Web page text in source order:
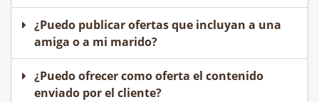
¿Puedo publicar ofertas que incluyan a una
amiga o a mi marido?
¿Puedo ofrecer como oferta el contenido
enviado por el cliente?